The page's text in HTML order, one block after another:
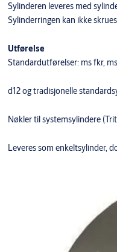
Sylinderen leveres med
Sylinderringen kan ikke
Utførelse
Standardutførelser: ms fkr,
d12 og tradisjonelle
Nøkler til systemsylindere
Leveres som enkeltsylinder,